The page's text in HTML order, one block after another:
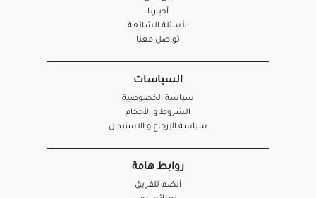
أخبارنا
الأسئلة الشائعة
تواصل معنا
السياسات
سياسة الخصوصية
الشروط و الأحكام
سياسة الإرجاع و الاستبدال
روابط هامة
أنضم للفريق